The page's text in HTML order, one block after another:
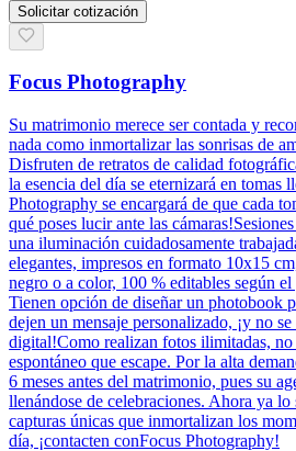
Solicitar cotización
Focus Photography
Su matrimonio merece ser contada y
nada como inmortalizar las sonrisas de
Disfruten de retratos de calidad
la esencia del día se eternizará en tomas
Photography se encargará de que cada
qué poses lucir ante las
una iluminación cuidadosamente
elegantes, impresos en formato 10x15
negro o a color, 100 % editables según el
Tienen opción de diseñar un photobook
dejen un mensaje personalizado, ¡y no
digital!Como realizan fotos ilimitadas, no
espontáneo que escape. Por la alta
6 meses antes del matrimonio, pues su
llenándose de celebraciones. Ahora ya lo
capturas únicas que inmortalizan los
día, ¡contacten conFocus Photography!